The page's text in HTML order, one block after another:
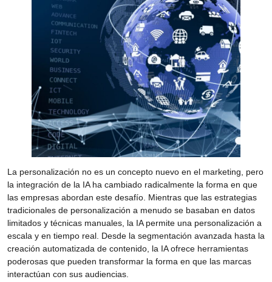
La personalización no es un concepto nuevo en el marketing, pero
la integración de la IA ha cambiado radicalmente la forma en que
las empresas abordan este desafío. Mientras que las estrategias
tradicionales de personalización a menudo se basaban en datos
limitados y técnicas manuales, la IA permite una personalización a
escala y en tiempo real. Desde la segmentación avanzada hasta la
creación automatizada de contenido, la IA ofrece herramientas
poderosas que pueden transformar la forma en que las marcas
interactúan con sus audiencias.